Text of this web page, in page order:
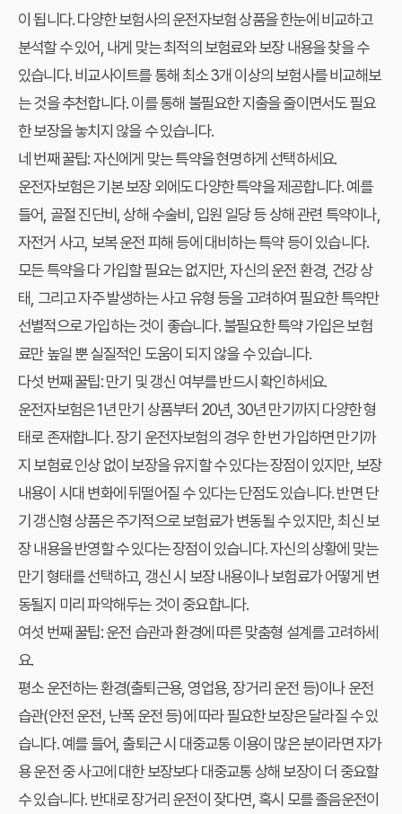
이 됩니다. 다양한 보험사의 운전자보험 상품을 한눈에 비교하고
분석할 수 있어, 내게 맞는 최적의 보험료와 보장 내용을 찾을 수
있습니다. 비교사이트를 통해 최소 3개 이상의 보험사를 비교해보
는 것을 추천합니다. 이를 통해 불필요한 지출을 줄이면서도 필요
한 보장을 놓치지 않을 수 있습니다.
네 번째 꿀팁: 자신에게 맞는 특약을 현명하게 선택하세요.
운전자보험은 기본 보장 외에도 다양한 특약을 제공합니다. 예를
들어, 골절 진단비, 상해 수술비, 입원 일당 등 상해 관련 특약이나,
자전거 사고, 보복 운전 피해 등에 대비하는 특약 등이 있습니다.
모든 특약을 다 가입할 필요는 없지만, 자신의 운전 환경, 건강 상
태, 그리고 자주 발생하는 사고 유형 등을 고려하여 필요한 특약만
선별적으로 가입하는 것이 좋습니다. 불필요한 특약 가입은 보험
료만 높일 뿐 실질적인 도움이 되지 않을 수 있습니다.
다섯 번째 꿀팁: 만기 및 갱신 여부를 반드시 확인하세요.
운전자보험은 1년 만기 상품부터 20년, 30년 만기까지 다양한 형
태로 존재합니다. 장기 운전자보험의 경우 한 번 가입하면 만기까
지 보험료 인상 없이 보장을 유지할 수 있다는 장점이 있지만, 보장
내용이 시대 변화에 뒤떨어질 수 있다는 단점도 있습니다. 반면 단
기 갱신형 상품은 주기적으로 보험료가 변동될 수 있지만, 최신 보
장 내용을 반영할 수 있다는 장점이 있습니다. 자신의 상황에 맞는
만기 형태를 선택하고, 갱신 시 보장 내용이나 보험료가 어떻게 변
동될지 미리 파악해두는 것이 중요합니다.
여섯 번째 꿀팁: 운전 습관과 환경에 따른 맞춤형 설계를 고려하세
요.
평소 운전하는 환경(출퇴근용, 영업용, 장거리 운전 등)이나 운전
습관(안전 운전, 난폭 운전 등)에 따라 필요한 보장은 달라질 수 있
습니다. 예를 들어, 출퇴근 시 대중교통 이용이 많은 분이라면 자가
용 운전 중 사고에 대한 보장보다 대중교통 상해 보장이 더 중요할
수 있습니다. 반대로 장거리 운전이 잦다면, 혹시 모를 졸음운전이